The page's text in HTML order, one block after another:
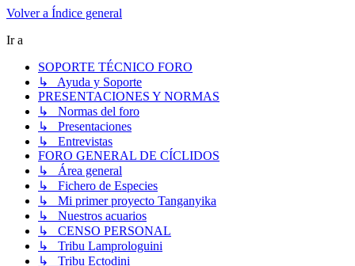
Volver a Índice general
Ir a
SOPORTE TÉCNICO FORO
↳ Ayuda y Soporte
PRESENTACIONES Y NORMAS
↳ Normas del foro
↳ Presentaciones
↳ Entrevistas
FORO GENERAL DE CÍCLIDOS
↳ Área general
↳ Fichero de Especies
↳ Mi primer proyecto Tanganyika
↳ Nuestros acuarios
↳ CENSO PERSONAL
↳ Tribu Lamprologuini
↳ Tribu Ectodini